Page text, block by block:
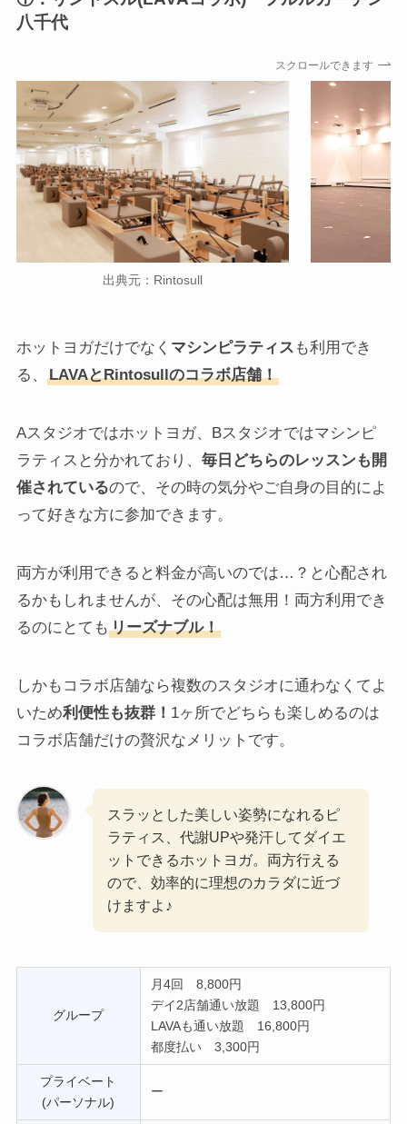
八千代
スクロールできます
出典元：Rintosull
ホットヨガだけでなく マシンピラティス も利用でき
る、
LAVAとRintosullのコラボ店舗！
Aスタジオではホットヨガ、Bスタジオではマシンピ
ラティスと分かれており、 毎日どちらのレッスンも開
催されているので、その時の気分やご自身の目的によ
って好きな方に参加できます。
両方が利用できると料金が高いのでは…？と心配され
るかもしれませんが、その心配は無用！両方利用でき
るのにとても リーズナブル！
しかもコラボ店舗なら複数のスタジオに通わなくてよ
いため利便性も抜群！ 1ヶ所でどちらも楽しめるのは
コラボ店舗だけの贅沢なメリットです。
スラッとした美しい姿勢になれるピ
ラティス、代謝UPや発汗してダイエ
ットできるホットヨガ。両方行える
ので、効率的に理想のカラダに近づ
けますよ♪
グループ
月4回 8,800円
デイ2店舗通い放題 13,800円
LAVAも通い放題 16,800円
都度払い 3,300円
プライベート
(パーソナル)
ー